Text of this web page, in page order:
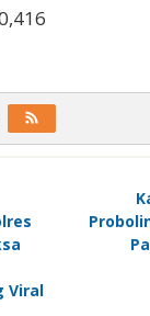
Viral